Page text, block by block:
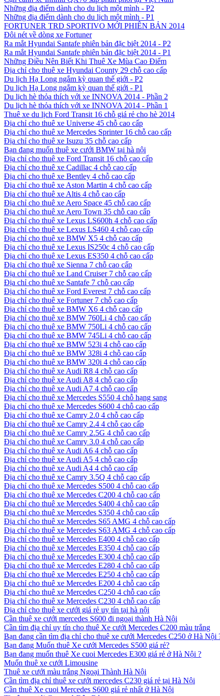
Những địa điểm dành cho du lịch một mình - P2
Những địa điểm dành cho du lịch một mình - P1
FORTUNER TRD SPORTIVO MỚI PHIÊN BẢN 2014
Đôi nét về dòng xe Fortuner
Ra mắt Hyundai Santafe phiên bản đặc biệt 2014 - P2
Ra mắt Hyundai Santafe phiên bản đặc biệt 2014 - P1
Những Điều Nên Biết Khi Thuê Xe Mùa Cao Điểm
Địa chỉ cho thuê xe Hyundai County 29 chỗ cao cấp
Du lịch Hạ Long ngắm kỳ quan thế giới - P2
Du lịch Hạ Long ngắm kỳ quan thế giới - P1
Du lịch hè thỏa thích với xe INNOVA 2014 - Phần 2
Du lịch hè thỏa thích với xe INNOVA 2014 - Phần 1
Thuê xe du lịch Ford Transit 16 chỗ giá rẻ cho hè 2014
Địa chỉ cho thuê xe Universe 45 chỗ cao cấp
Địa chỉ cho thuê xe Mercedes Sprinter 16 chỗ cao cấp
Địa chỉ cho thuê xe Isuzu 35 chỗ cao cấp
Bạn đang muốn thuê xe cưới BMW tại hà nội
Địa chỉ cho thuê xe Ford Transit 16 chỗ cao cấp
Địa chỉ cho thuê xe Cadillac 4 chỗ cao cấp
Địa chỉ cho thuê xe Bentley 4 chỗ cao cấp
Địa chỉ cho thuê xe Aston Martin 4 chỗ cao cấp
Địa chỉ cho thuê xe Altis 4 chỗ cao cấp
Địa chỉ cho thuê xe Aero Space 45 chỗ cao cấp
Địa chỉ cho thuê xe Aero Town 35 chỗ cao cấp
Địa chỉ cho thuê xe Lexus LS600h 4 chỗ cao cấp
Địa chỉ cho thuê xe Lexus LS460 4 chỗ cao cấp
Địa chỉ cho thuê xe BMW X5 4 chỗ cao cấp
Địa chỉ cho thuê xe Lexus IS250c 4 chỗ cao cấp
Địa chỉ cho thuê xe Lexus ES350 4 chỗ cao cấp
Địa chỉ cho thuê xe Sienna 7 chỗ cao cấp
Địa chỉ cho thuê xe Land Cruiser 7 chỗ cao cấp
Địa chỉ cho thuê xe Santafe 7 chỗ cao cấp
Địa chỉ cho thuê xe Ford Everest 7 chỗ cao cấp
Địa chỉ cho thuê xe Fortuner 7 chỗ cao cấp
Địa chỉ cho thuê xe BMW X6 4 chỗ cao cấp
Địa chỉ cho thuê xe BMW 760Li 4 chỗ cao cấp
Địa chỉ cho thuê xe BMW 750Li 4 chỗ cao cấp
Địa chỉ cho thuê xe BMW 745Li 4 chỗ cao cấp
Địa chỉ cho thuê xe BMW 523i 4 chỗ cao cấp
Địa chỉ cho thuê xe BMW 328i 4 chỗ cao cấp
Địa chỉ cho thuê xe BMW 320i 4 chỗ cao cấp
Địa chỉ cho thuê xe Audi R8 4 chỗ cao cấp
Địa chỉ cho thuê xe Audi A8 4 chỗ cao cấp
Địa chỉ cho thuê xe Audi A7 4 chỗ cao cấp
Địa chỉ cho thuê xe Mercedes S550 4 chỗ hạng sang
Địa chỉ cho thuê xe Mercedes S600 4 chỗ cao cấp
Địa chỉ cho thuê xe Camry 2.0 4 chỗ cao cấp
Địa chỉ cho thuê xe Camry 2.4 4 chỗ cao cấp
Địa chỉ cho thuê xe Camry 2.5G 4 chỗ cao cấp
Địa chỉ cho thuê xe Camry 3.0 4 chỗ cao cấp
Địa chỉ cho thuê xe Audi A6 4 chỗ cao cấp
Địa chỉ cho thuê xe Audi A5 4 chỗ cao cấp
Địa chỉ cho thuê xe Audi A4 4 chỗ cao cấp
Địa chỉ cho thuê xe Camry 3.5Q 4 chỗ cao cấp
Địa chỉ cho thuê xe Mercedes S500 4 chỗ cao cấp
Địa chỉ cho thuê xe Mercedes C200 4 chỗ cao cấp
Địa chỉ cho thuê xe Mercedes S400 4 chỗ cao cấp
Địa chỉ cho thuê xe Mercedes S350 4 chỗ cao cấp
Địa chỉ cho thuê xe Mercedes S65 AMG 4 chỗ cao cấp
Địa chỉ cho thuê xe Mercedes S63 AMG 4 chỗ cao cấp
Địa chỉ cho thuê xe Mercedes E400 4 chỗ cao cấp
Địa chỉ cho thuê xe Mercedes E350 4 chỗ cao cấp
Địa chỉ cho thuê xe Mercedes E300 4 chỗ cao cấp
Địa chỉ cho thuê xe Mercedes E280 4 chỗ cao cấp
Địa chỉ cho thuê xe Mercedes E250 4 chỗ cao cấp
Địa chỉ cho thuê xe Mercedes E200 4 chỗ cao cấp
Địa chỉ cho thuê xe Mercedes C250 4 chỗ cao cấp
Địa chỉ cho thuê xe Mercedes C230 4 chỗ cao cấp
Địa chỉ cho thuê xe cưới giá rẻ uy tín tại hà nội
Cần thuê xe cưới mercedes S600 đi ngoại thành Hà Nội
Cần tìm địa chỉ uy tín cho thuê Xe cưới Mercedes C200 màu trắng
Bạn đang cần tìm địa chỉ cho thuê xe cưới Mercedes C250 ở Hà Nội
Bạn đang Muốn thuê Xe cưới Mercedes S500 giá rẻ?
Bạn đang muốn thuê Xe cuoi Mercedes E300 giá rẻ ở Hà Nội ?
Muốn thuê xe cưới Limousine
Thuê xe cưới màu trắng Ngoại Thành Hà Nội
Cần tìm địa chỉ thuê xe cưới mercedes C230 giá rẻ tại Hà Nội
Cần thuê Xe cuoi Mercedes S600 giá rẻ nhất ở Hà Nội